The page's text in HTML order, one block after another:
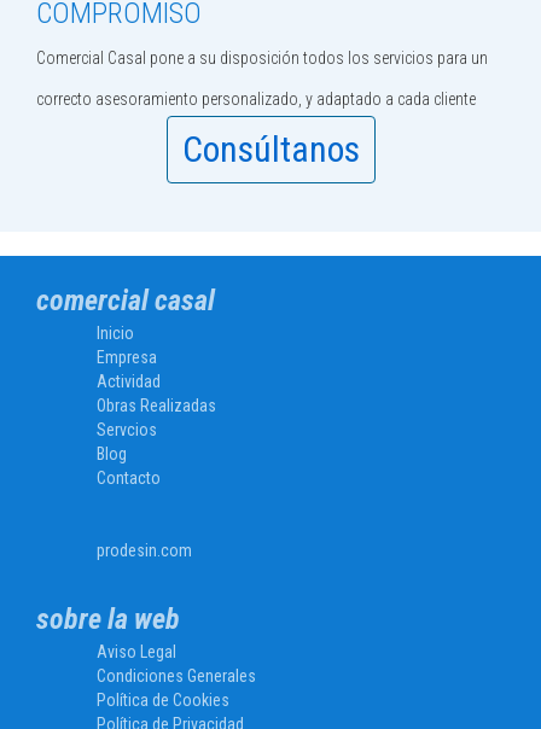
COMPROMISO
Comercial Casal pone a su disposición todos los servicios para un
correcto asesoramiento personalizado, y adaptado a cada cliente
Consúltanos
comercial casal
Inicio
Empresa
Actividad
Obras Realizadas
Servcios
Blog
Contacto
prodesin.com
sobre la web
Aviso Legal
Condiciones Generales
Política de Cookies
Política de Privacidad